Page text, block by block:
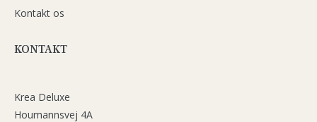
Kontakt os
KONTAKT
Krea Deluxe
Houmannsvej 4A